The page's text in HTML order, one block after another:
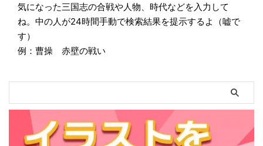
気になった三国志の合戦や人物、時代などを入力して
ね。中の人が24時間手動で検索結果を提示するよ（嘘で
す）
例：曹操 赤壁の戦い